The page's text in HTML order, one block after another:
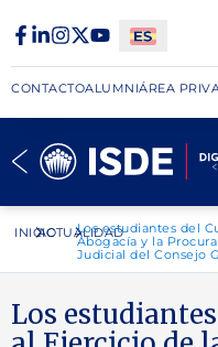
CONTACTOALUMNIÁREA
INICIOACTUALIDAD
Los estudiantes del
Abogacía y la
Judicial del Consejo
Los